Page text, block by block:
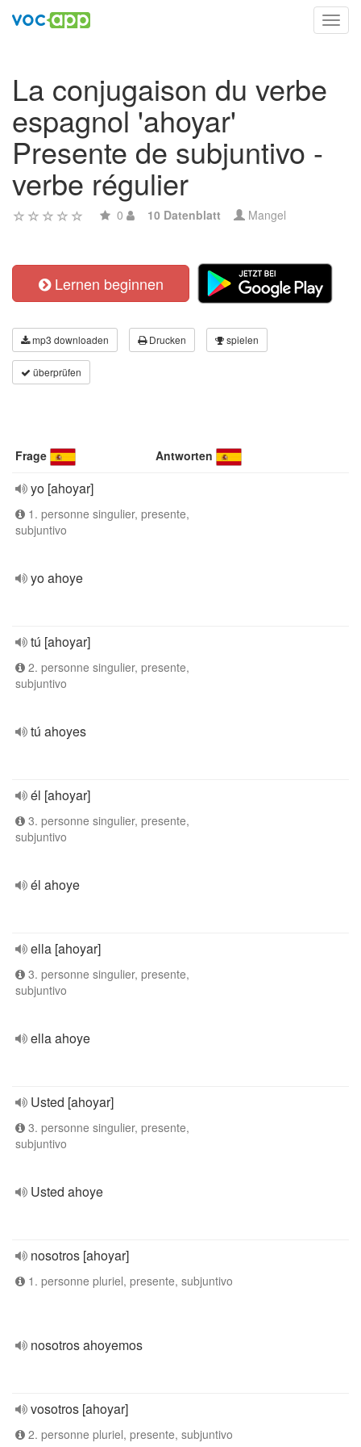
La conjugaison du verbe
espagnol 'ahoyar'
Presente de subjuntivo -
verbe régulier
0 10 Datenblatt Mangel
Lernen beginnen
mp3 downloaden Drucken spielen
überprüfen
Frage Antworten
yo [ahoyar]
1. personne singulier, presente,
subjuntivo
yo ahoye
tú [ahoyar]
2. personne singulier, presente,
subjuntivo
tú ahoyes
él [ahoyar]
3. personne singulier, presente,
subjuntivo
él ahoye
ella [ahoyar]
3. personne singulier, presente,
subjuntivo
ella ahoye
Usted [ahoyar]
3. personne singulier, presente,
subjuntivo
Usted ahoye
nosotros [ahoyar]
1. personne pluriel, presente, subjuntivo
nosotros ahoyemos
vosotros [ahoyar]
2. personne pluriel, presente, subjuntivo